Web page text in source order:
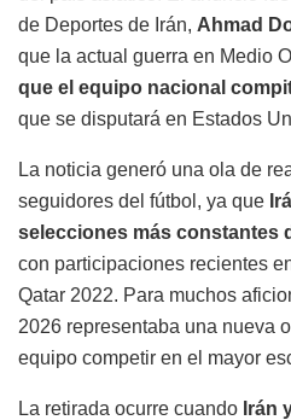
de Deportes de Irán, Ahmad
que la actual guerra en Medio
que el equipo nacional
que se disputará en Estados
La noticia generó una ola de
seguidores del fútbol, ya que
selecciones más constantes
con participaciones recientes
Qatar 2022. Para muchos
2026 representaba una nueva
equipo competir en el mayor
La retirada ocurre cuando Irán